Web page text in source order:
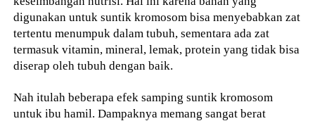
digunakan untuk suntik kromosom bisa menyebabkan zat
tertentu menumpuk dalam tubuh, sementara ada zat
termasuk vitamin, mineral, lemak, protein yang tidak bisa
diserap oleh tubuh dengan baik.
Nah itulah beberapa efek samping suntik kromosom
untuk ibu hamil. Dampaknya memang sangat berat